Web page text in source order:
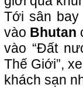
Tới sân bay
vào Bhutan
vào “Đất
Thế Giới”,
khách sạn